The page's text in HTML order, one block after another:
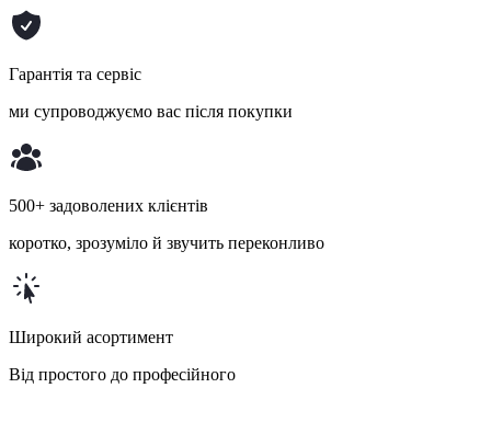
Гарантія та сервіс
ми супроводжуємо вас після покупки
500+ задоволених клієнтів
коротко, зрозуміло й звучить переконливо
Широкий асортимент
Від простого до професійного